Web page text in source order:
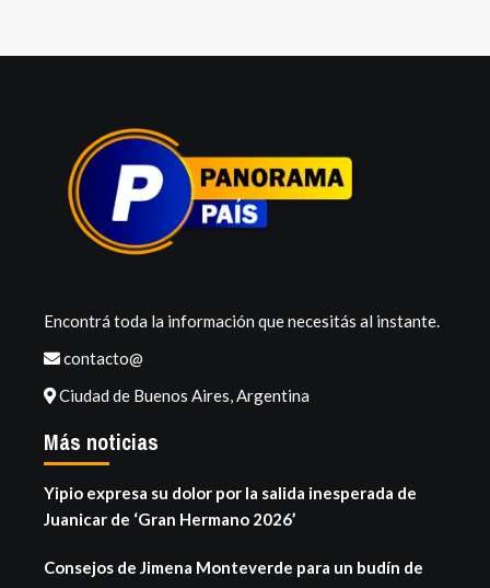
Encontrá toda la información que necesitás al instante.
contacto@
Ciudad de Buenos Aires, Argentina
Más noticias
Yipio expresa su dolor por la salida inesperada de
Juanicar de ‘Gran Hermano 2026’
Consejos de Jimena Monteverde para un budín de